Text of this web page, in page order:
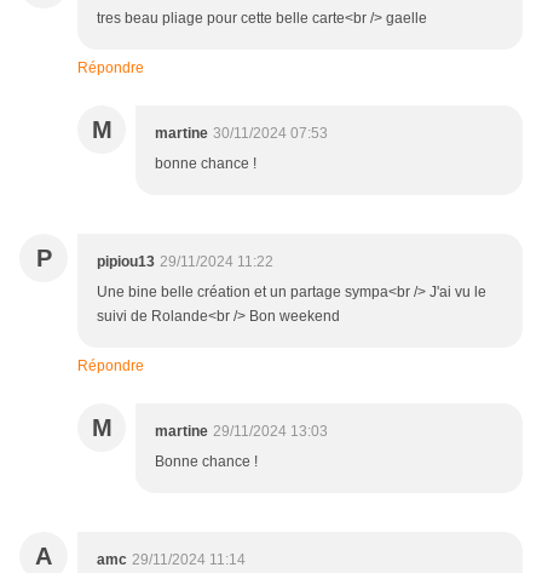
tres beau pliage pour cette belle carte<br /> gaelle
Répondre
M martine 30/11/2024 07:53
bonne chance !
P pipiou13 29/11/2024 11:22
Une bine belle création et un partage sympa<br /> J'ai vu le
suivi de Rolande<br /> Bon weekend
Répondre
M martine 29/11/2024 13:03
Bonne chance !
A amc 29/11/2024 11:14